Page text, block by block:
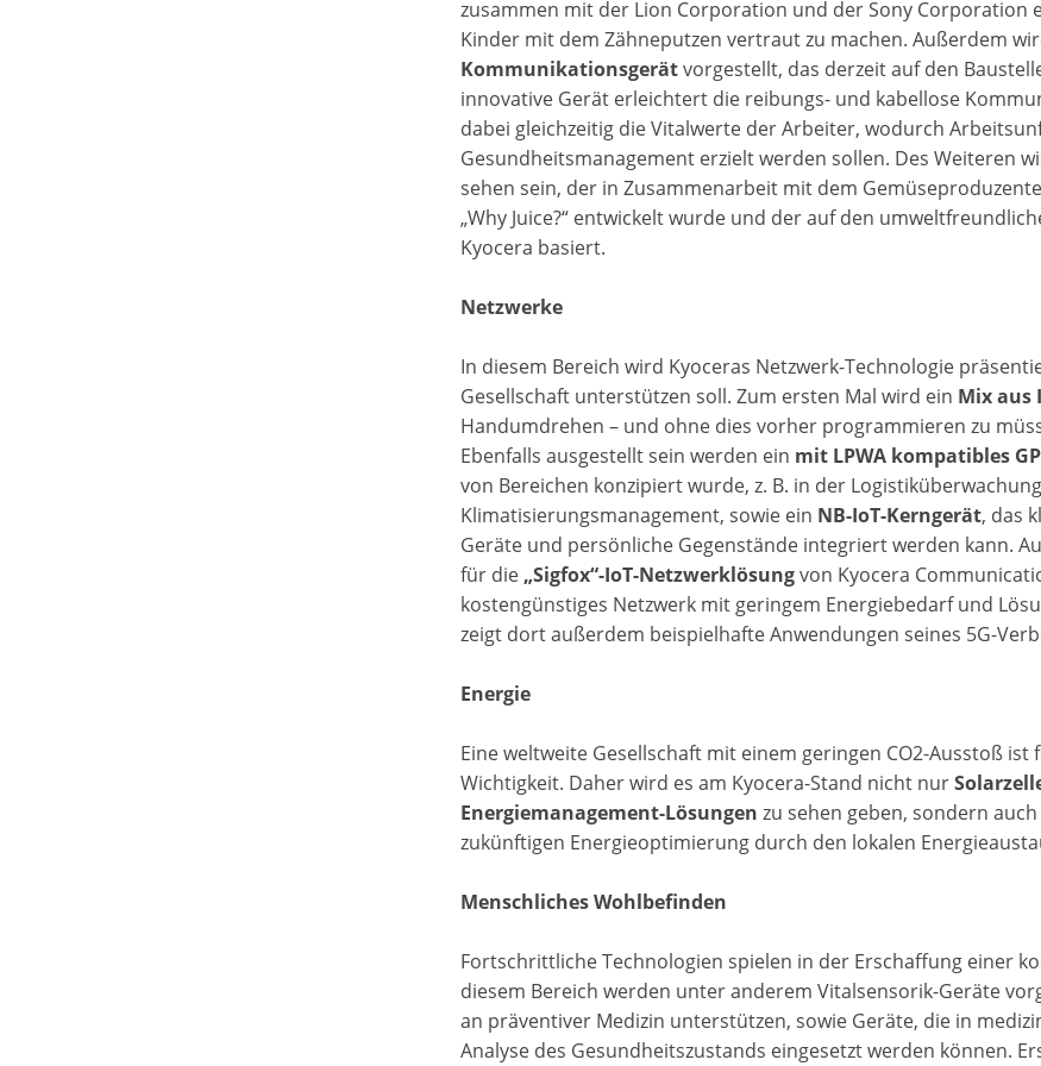
zusammen mit der Lion Corporation und der Sony Corporation
Kinder mit dem Zähneputzen vertraut zu machen. Außerdem
Kommunikationsgerätvorgestellt, das derzeit auf den
innovative Gerät erleichtert die reibungs- und kabellose
dabei gleichzeitig die Vitalwerte der Arbeiter, wodurch
Gesundheitsmanagement erzielt werden sollen. Des Weiteren
sehen sein, der in Zusammenarbeit mit dem
„Why Juice?“ entwickelt wurde und der auf den
Kyocera basiert.
Netzwerke
In diesem Bereich wird Kyoceras Netzwerk-Technologie
Gesellschaft unterstützen soll. Zum ersten Mal wird ein Mix aus
Handumdrehen – und ohne dies vorher programmieren zu
Ebenfalls ausgestellt sein werden ein mit LPWA kompatibles
von Bereichen konzipiert wurde, z. B. in der
Klimatisierungsmanagement, sowie ein NB-IoT-Kerngerät, das
Geräte und persönliche Gegenstände integriert werden kann.
für die „Sigfox“-IoT-Netzwerklösungvon Kyocera
kostengünstiges Netzwerk mit geringem Energiebedarf und
zeigt dort außerdem beispielhafte Anwendungen seines 5G-
Energie
Eine weltweite Gesellschaft mit einem geringen CO2-Ausstoß
Wichtigkeit. Daher wird es am Kyocera-Stand nicht nur
Energiemanagement-Lösungen zu sehen geben, sondern
zukünftigen Energieoptimierung durch den lokalen
Menschliches Wohlbefinden
Fortschrittliche Technologien spielen in der Erschaffung einer
diesem Bereich werden unter anderem Vitalsensorik-Geräte
an präventiver Medizin unterstützen, sowie Geräte, die in
Analyse des Gesundheitszustands eingesetzt werden können.